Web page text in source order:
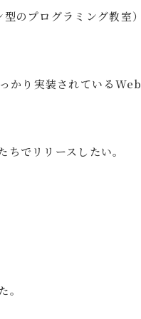
のプログラミング教室）
かり実装されているWeb
でリリースしたい。